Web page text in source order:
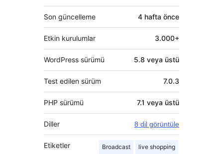
Son güncelleme 4 hafta önce
Etkin kurulumlar 3.000+
WordPress sürümü 5.8 veya üstü
Test edilen sürüm 7.0.3
PHP sürümü 7.1 veya üstü
Diller 8 dil görüntüle
Etiketler Broadcast live shopping